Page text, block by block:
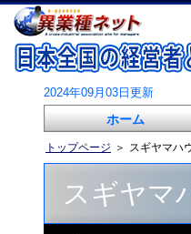
2024年09月03日更新
ホーム
トップページ ＞ スギヤマハ
スギヤマ